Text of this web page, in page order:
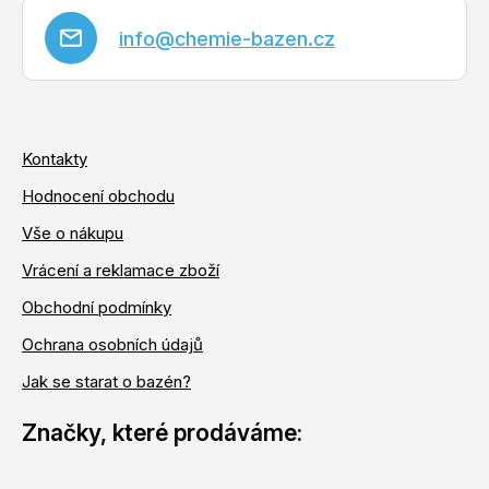
info@chemie-bazen.cz
Kontakty
Hodnocení obchodu
Vše o nákupu
Vrácení a reklamace zboží
Obchodní podmínky
Ochrana osobních údajů
Jak se starat o bazén?